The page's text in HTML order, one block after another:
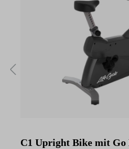
C1 Upright Bike mit Go